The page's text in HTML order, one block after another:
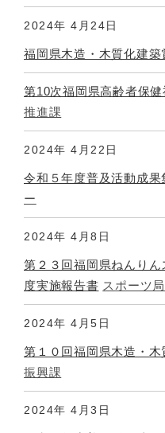
2024年 4月24日
福岡県木造・木質化建築
第10次福岡県高齢者保
推進課
2024年 4月22日
令和５年度普及活動成果
ー
2024年 4月8日
第２３回福岡県ねんり
度実施報告書 スポーツ
2024年 4月5日
第１０回福岡県木造・
振興課
2024年 4月3日